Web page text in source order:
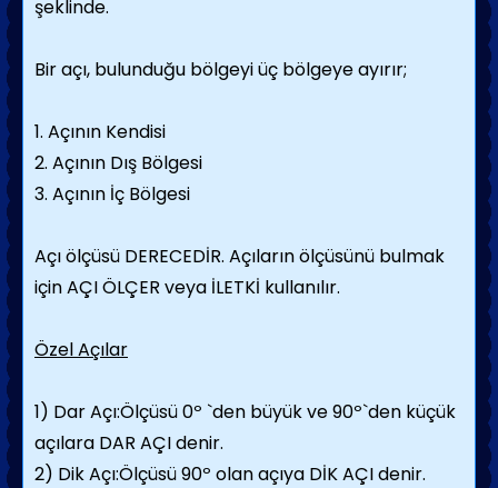
şeklinde.
Bir açı, bulunduğu bölgeyi üç bölgeye ayırır;
1. Açının Kendisi
2. Açının Dış Bölgesi
3. Açının İç Bölgesi
Açı ölçüsü DERECEDİR. Açıların ölçüsünü bulmak
için AÇI ÖLÇER veya İLETKİ kullanılır.
Özel Açılar
1) Dar Açı:Ölçüsü 0º `den büyük ve 90º`den küçük
açılara DAR AÇI denir.
2) Dik Açı:Ölçüsü 90º olan açıya DİK AÇI denir.